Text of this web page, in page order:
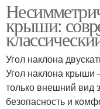
крыши:
Угол наклона
Угол наклона крыши
только внешний вид
безопасность и